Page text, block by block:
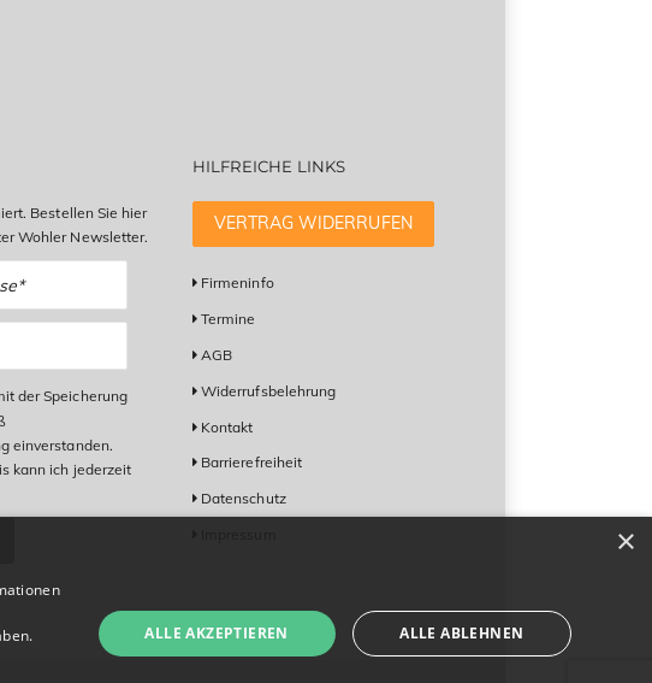
Bestellen Sie hier
Wohler Newsletter.
der Speicherung
einverstanden.
kann ich jederzeit
HILFREICHE LINKS
VERTRAG WIDERRUFEN
Firmeninfo
Termine
AGB
Widerrufsbelehrung
Kontakt
Barrierefreiheit
Datenschutz
×
ALLE AKZEPTIEREN ALLE ABLEHNEN